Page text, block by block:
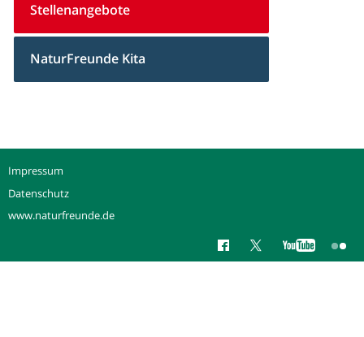
Stellenangebote
NaturFreunde Kita
Impressum
Datenschutz
www.naturfreunde.de